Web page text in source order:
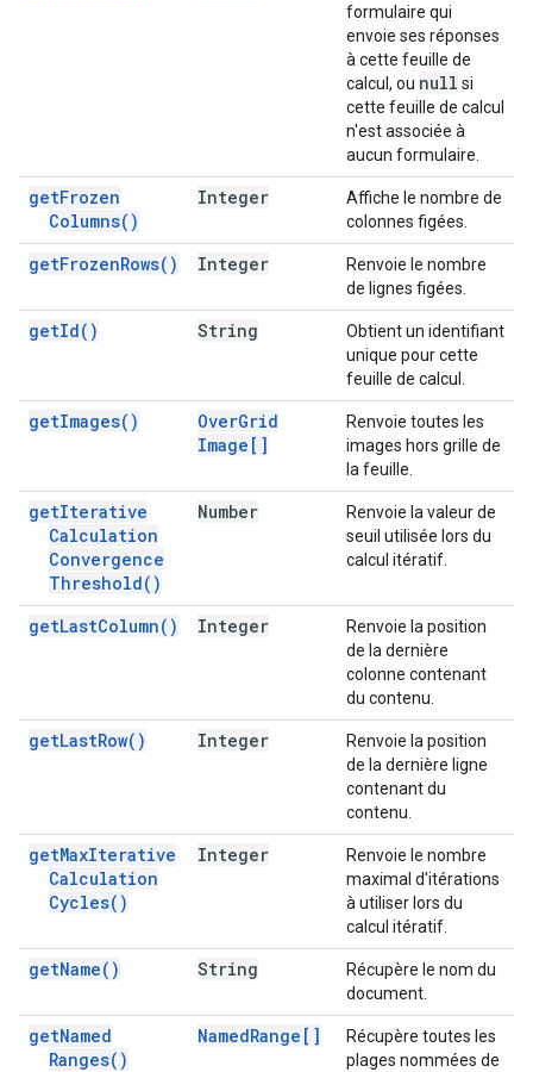
formulaire qui
envoie ses réponses
à cette feuille de
calcul, ou null si
cette feuille de calcul
n'est associée à
aucun formulaire.
getFrozen
Columns( )
Integer
Affiche le nombre de
colonnes figées.
getFrozenRows( ) Integer
Renvoie le nombre
de lignes figées.
getId( ) String
Obtient un identifiant
unique pour cette
feuille de calcul.
getImages( ) OverGrid
Image[]
Renvoie toutes les
images hors grille de
la feuille.
getIterative
Calculation
Convergence
Threshold( )
Number
Renvoie la valeur de
seuil utilisée lors du
calcul itératif.
getLastColumn( ) Integer
Renvoie la position
de la dernière
colonne contenant
du contenu.
getLastRow( ) Integer
Renvoie la position
de la dernière ligne
contenant du
contenu.
getMaxIterative
Calculation
Cycles( )
Integer
Renvoie le nombre
maximal d'itérations
à utiliser lors du
calcul itératif.
getName( ) String
Récupère le nom du
document.
getNamed
Ranges( )
NamedRange[]
Récupère toutes les
plages nommées de